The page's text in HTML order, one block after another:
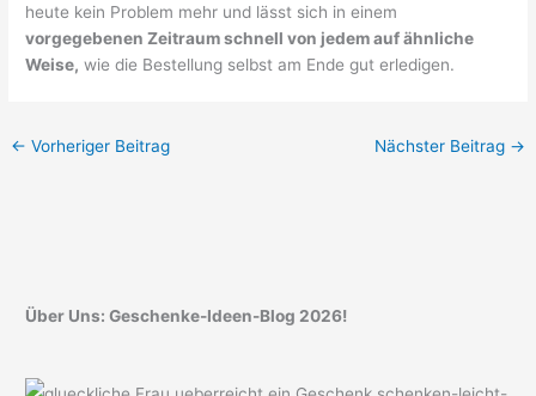
heute kein Problem mehr und lässt sich in einem
vorgegebenen Zeitraum schnell von jedem auf ähnliche
Weise, wie die Bestellung selbst am Ende gut erledigen.
← Vorheriger Beitrag Nächster Beitrag →
Über Uns: Geschenke-Ideen-Blog 2026!